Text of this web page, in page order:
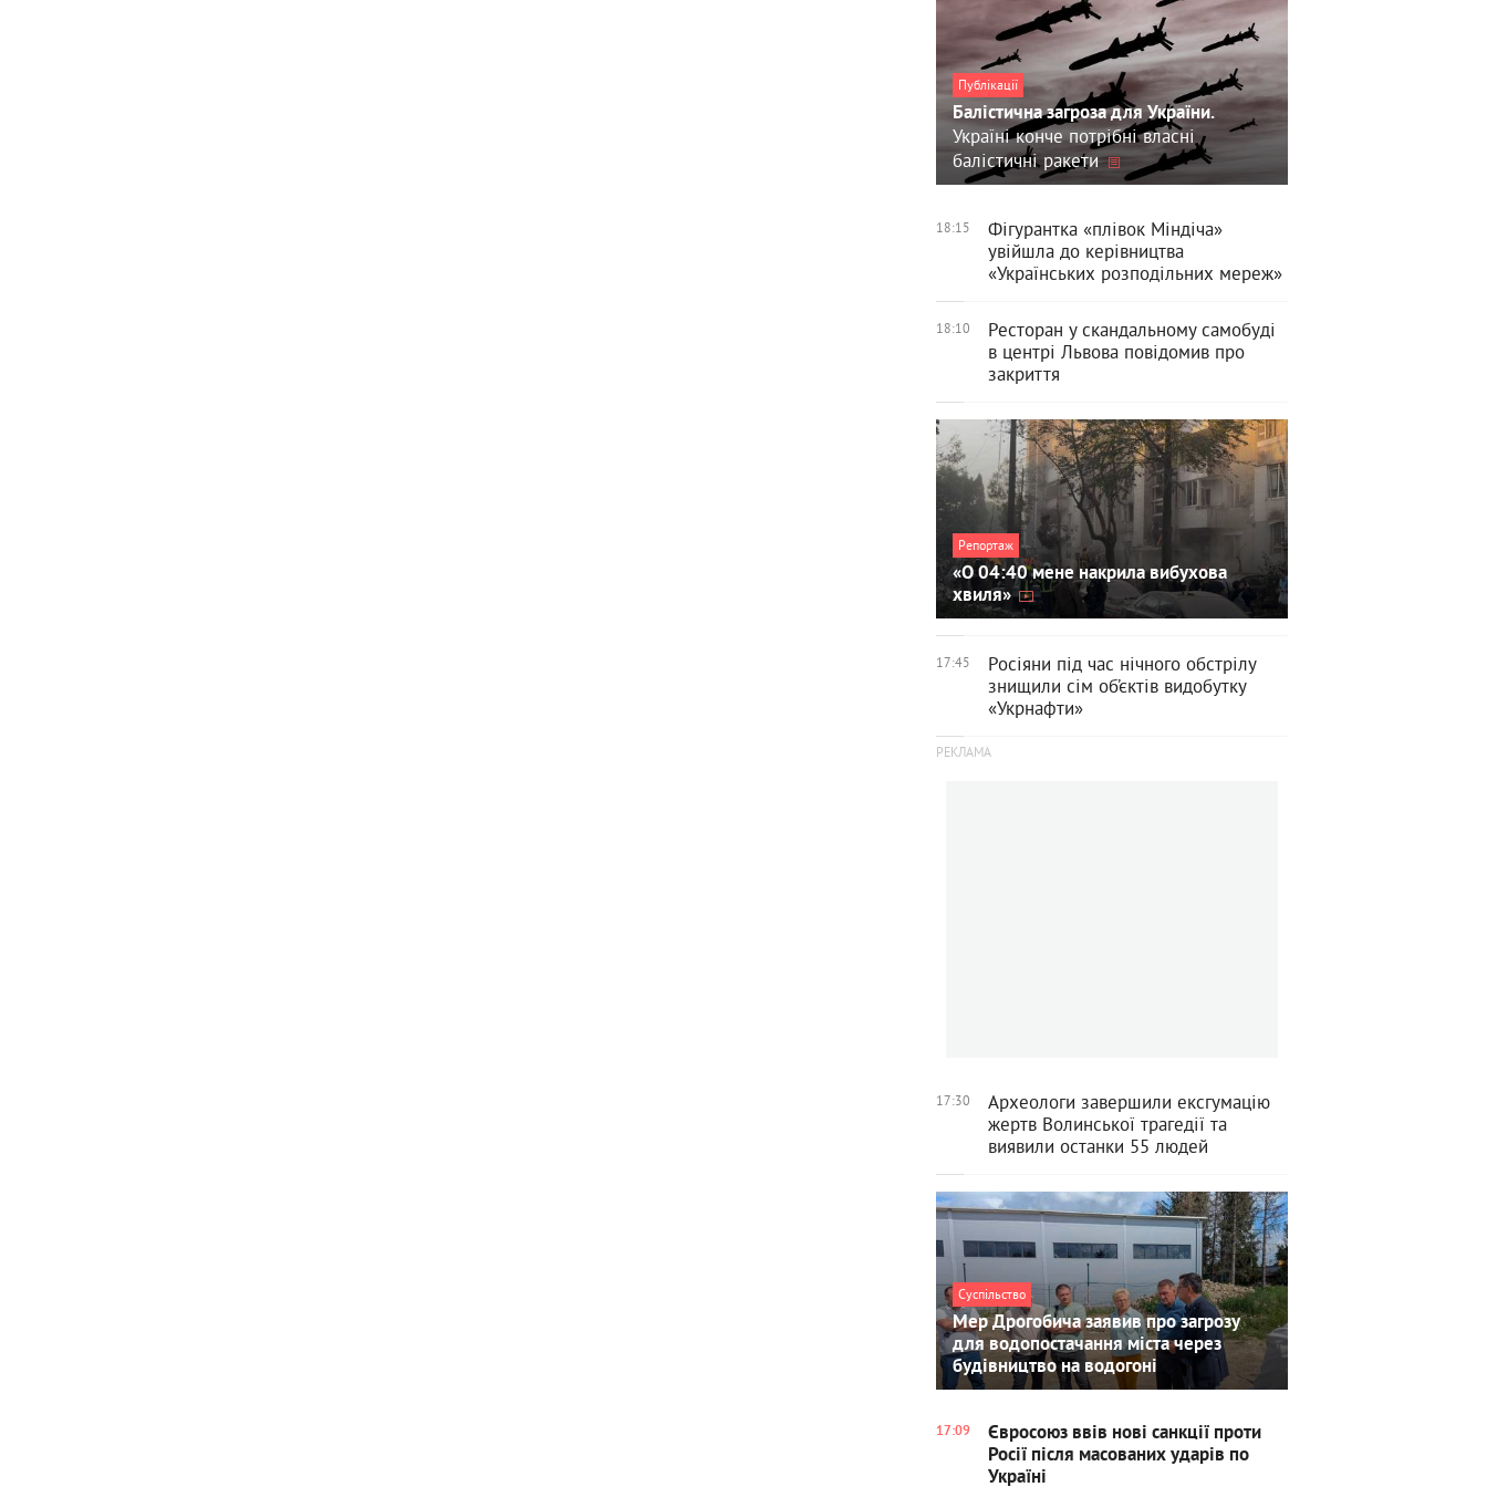
Публікації
Балістична загроза для України.
Україні конче потрібні власні
балістичні ракети
18:15
Фігурантка «плівок Міндіча»
увійшла до керівництва
«Українських розподільних мереж»
18:10
Ресторан у скандальному самобуді
в центрі Львова повідомив про
закриття
Репортаж
«О 04:40 мене накрила вибухова
хвиля»
17:45
Росіяни під час нічного обстрілу
знищили сім об’єктів видобутку
«Укрнафти»
17:30
Археологи завершили ексгумацію
жертв Волинської трагедії та
виявили останки 55 людей
Суспільство
Мер Дрогобича заявив про загрозу
для водопостачання міста через
будівництво на водогоні
17:09
Євросоюз ввів нові санкції проти
Росії після масованих ударів по
Україні